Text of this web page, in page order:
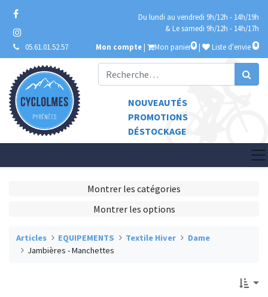
Du lundi au vendredi 9h/12h - 14h/19h
& Le samedi 9h/12h - 14h/17h
05.61.01.52.57
Mon compte | Mon panier 0 | Liste d'envie 0
NOUVEAUTÉS
PROMOTIONS
DÉSTOCKAGE
Montrer les catégories
Montrer les options
Articles EQUIPEMENTS Textile Hiver
Dame
Jambières - Manchettes